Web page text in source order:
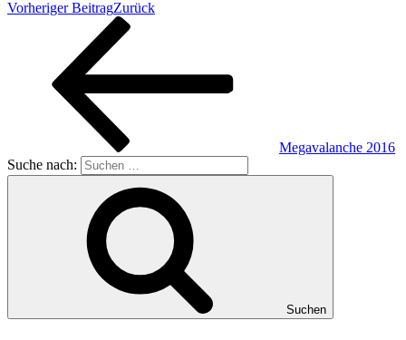
Vorheriger BeitragZurück
Megavalanche 2016
Suche nach:
Suchen